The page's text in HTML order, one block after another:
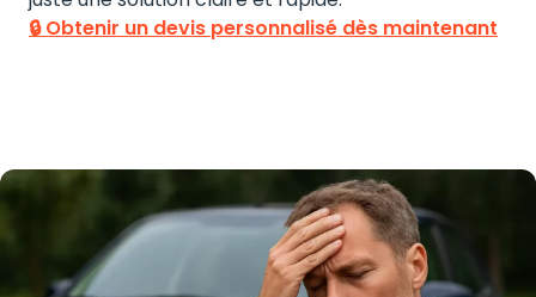
🔒 Obtenir un devis personnalisé dès maintenant